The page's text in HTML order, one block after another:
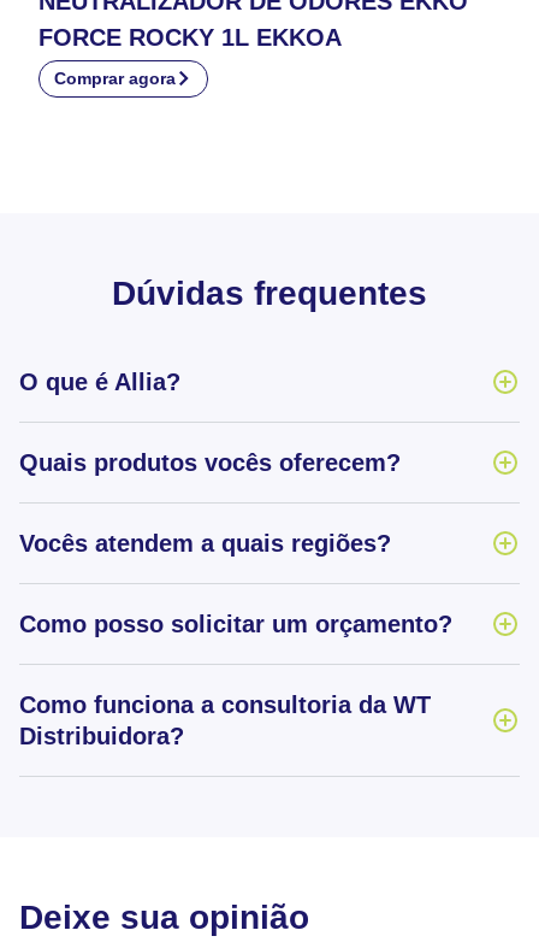
FORCE ROCKY 1L EKKOA
Comprar agora
Dúvidas frequentes
O que é Allia?
Quais produtos vocês oferecem?
Vocês atendem a quais regiões?
Como posso solicitar um orçamento?
Como funciona a consultoria da WT
Distribuidora?
Deixe sua opinião